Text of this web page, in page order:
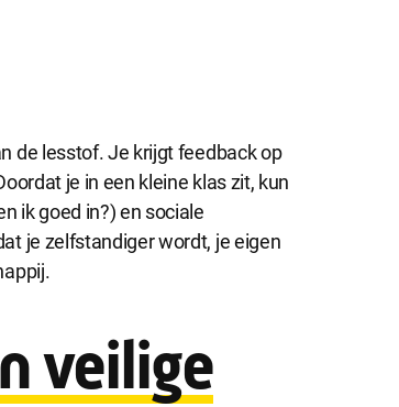
de lesstof. Je krijgt feedback op
je in een kleine klas zit, kun
ik goed in?) en sociale
je zelfstandiger wordt, je eigen
veilige